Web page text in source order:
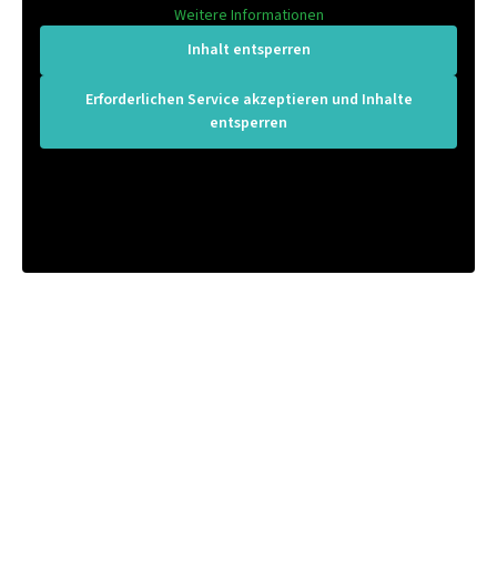
Weitere Informationen
Inhalt entsperren
Erforderlichen Service akzeptieren und Inhalte
entsperren